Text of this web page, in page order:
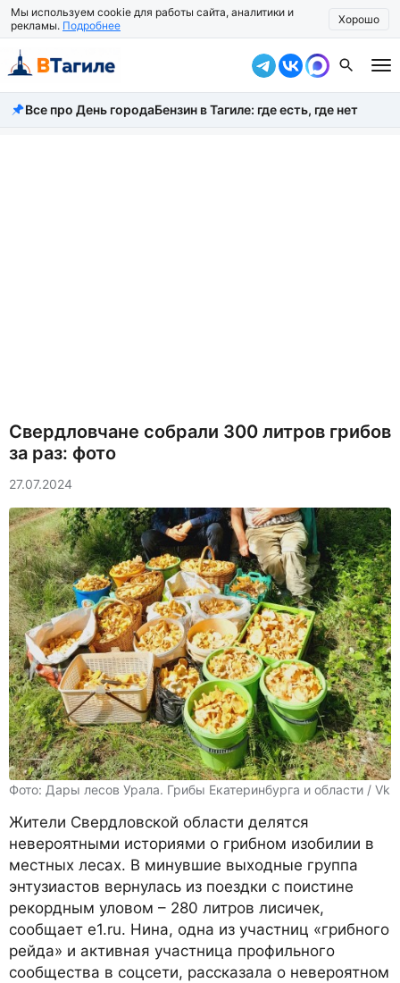
Мы используем cookie для работы сайта, аналитики и
рекламы. Подробнее Хорошо
Все новости
Все про День городаБензин в Тагиле: где есть, где нет
Свердловчане собрали 300 литров грибов
за раз: фото
27.07.2024
Фото: Дары лесов Урала. Грибы Екатеринбурга и области / Vk
Жители Свердловской области делятся
невероятными историями о грибном изобилии в
местных лесах. В минувшие выходные группа
энтузиастов вернулась из поездки с поистине
рекордным уловом – 280 литров лисичек,
сообщает e1.ru. Нина, одна из участниц «грибного
рейда» и активная участница профильного
сообщества в соцсети, рассказала о невероятном